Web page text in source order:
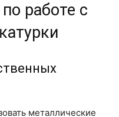
работе с
металлические